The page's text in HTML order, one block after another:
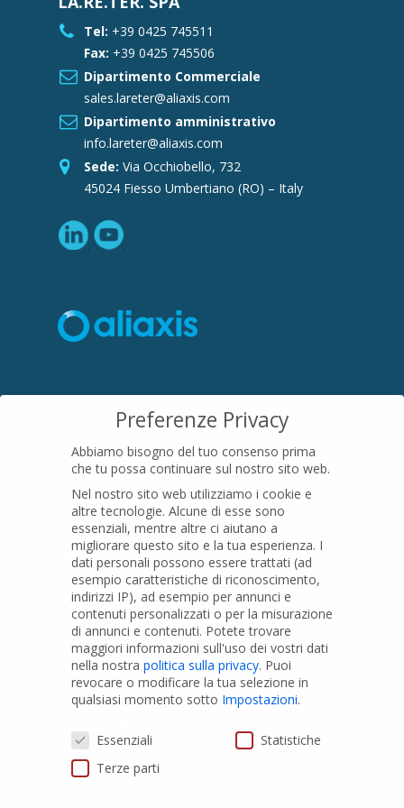
Tel: +39 0425 745511
Fax: +39 0425 745506
Dipartimento Commerciale
sales.lareter@aliaxis.com
Dipartimento amministrativo
info.lareter@aliaxis.com
Sede: Via Occhiobello, 732
45024 Fiesso Umbertiano (RO) – Italy
16015 Casella (GE) – Italy
01079200299
PRODOTTI
Tubi PVC
Raccordi PVC
Tubi e Raccordi in PVC-A
Pozzi Artesiani
Preferenze Privacy
Abbiamo bisogno del tuo consenso prima
che tu possa continuare sul nostro sito web.
Nel nostro sito web utilizziamo i cookie e
altre tecnologie. Alcune di esse sono
essenziali, mentre altre ci aiutano a
migliorare questo sito e la tua esperienza. I
dati personali possono essere trattati (ad
esempio caratteristiche di riconoscimento,
indirizzi IP), ad esempio per annunci e
contenuti personalizzati o per la misurazione
di annunci e contenuti. Potete trovare
maggiori informazioni sull'uso dei vostri dati
nella nostra politica sulla privacy. Puoi
revocare o modificare la tua selezione in
qualsiasi momento sotto Impostazioni.
Preferenze Privacy
Essenziali
Statistiche
Terze parti